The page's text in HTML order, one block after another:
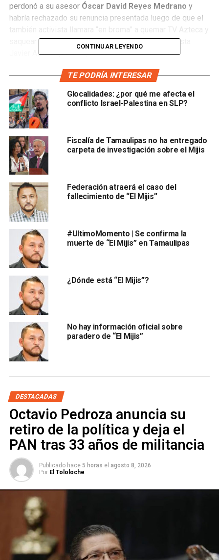
perdonó a su asesorÓscar David Reyes Medrano y
habría rechazado su renuncia presentada luego de que el
saquear tiendas tras las declaraciones del periodista
Javier Alatorre, donde pedía no hacer caso a las
López-Gatell Ramírez.
A través de su cuenta de Facebook, en una publicación
realizada la noche del domingo, el diputado local
agradeció a Reyes Medrano reconocer su error y dijo: “vas
a seguir conmigo echándole pa’ delante y sin parar”;
además, le pidió dejar de hacer bromas y ponerse a
trabajar.
Horas antes, el propio diputado había publicado en sus
redes sociales que Reyes Medrano había sido
CONTINUAR LEYENDO
TE PODRÍA INTERESAR
Glocalidades: ¿por qué me afecta el
conflicto Israel-Palestina en SLP?
Fiscalía de Tamaulipas no ha entregado
carpeta de investigación sobre el Mijis
Federación atraerá el caso del
fallecimiento de “El Mijis”
#UltimoMomento | Se confirma la
muerte de “El Mijis” en Tamaulipas
¿Dónde está “El Mijis”?
No hay información oficial sobre
paradero de “El Mijis”
DESTACADAS
Octavio Pedroza anuncia su
retiro de la política y deja el
PAN tras 33 años de militancia
Publicado hace 5 horas el agosto 8, 2026
Por El Tololoche